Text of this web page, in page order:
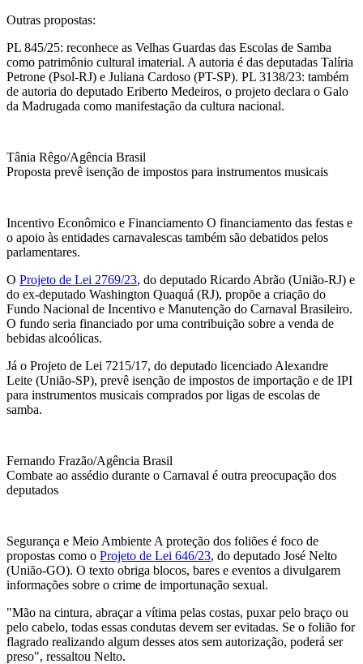
Outras propostas:
PL 845/25: reconhece as Velhas Guardas das Escolas de Samba
como patrimônio cultural imaterial. A autoria é das deputadas Talíria
Petrone (Psol-RJ) e Juliana Cardoso (PT-SP). PL 3138/23: também
de autoria do deputado Eriberto Medeiros, o projeto declara o Galo
da Madrugada como manifestação da cultura nacional.
Tânia Rêgo/Agência Brasil
Proposta prevê isenção de impostos para instrumentos musicais
Incentivo Econômico e Financiamento O financiamento das festas e
o apoio às entidades carnavalescas também são debatidos pelos
parlamentares.
O Projeto de Lei 2769/23, do deputado Ricardo Abrão (União-RJ) e
do ex-deputado Washington Quaquá (RJ), propõe a criação do
Fundo Nacional de Incentivo e Manutenção do Carnaval Brasileiro.
O fundo seria financiado por uma contribuição sobre a venda de
bebidas alcoólicas.
Já o Projeto de Lei 7215/17, do deputado licenciado Alexandre
Leite (União-SP), prevê isenção de impostos de importação e de IPI
para instrumentos musicais comprados por ligas de escolas de
samba.
Fernando Frazão/Agência Brasil
Combate ao assédio durante o Carnaval é outra preocupação dos
deputados
Segurança e Meio Ambiente A proteção dos foliões é foco de
propostas como o Projeto de Lei 646/23, do deputado José Nelto
(União-GO). O texto obriga blocos, bares e eventos a divulgarem
informações sobre o crime de importunação sexual.
"Mão na cintura, abraçar a vítima pelas costas, puxar pelo braço ou
pelo cabelo, todas essas condutas devem ser evitadas. Se o folião for
flagrado realizando algum desses atos sem autorização, poderá ser
preso", ressaltou Nelto.